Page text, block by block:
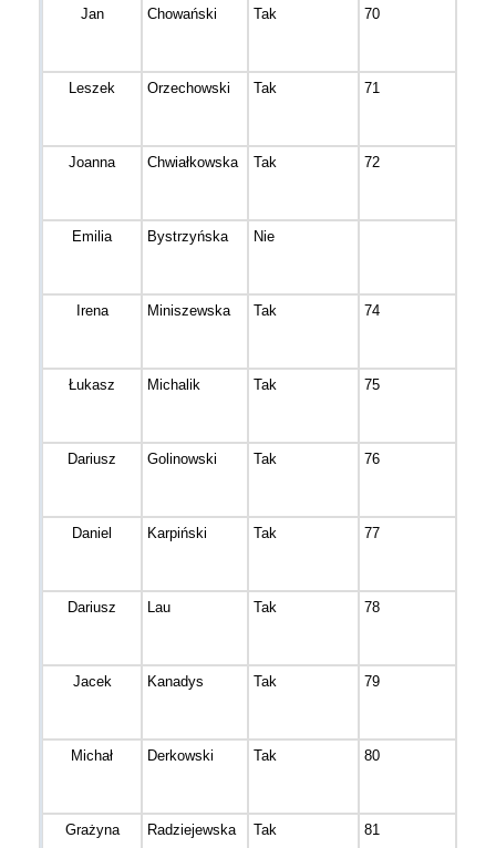
Jan Chowański Tak 70
Leszek Orzechowski Tak 71
Joanna Chwiałkowska Tak 72
Emilia Bystrzyńska Nie
Irena Miniszewska Tak 74
Łukasz Michalik Tak 75
Dariusz Golinowski Tak 76
Daniel Karpiński Tak 77
Dariusz Lau Tak 78
Jacek Kanadys Tak 79
Michał Derkowski Tak 80
Grażyna Radziejewska Tak 81